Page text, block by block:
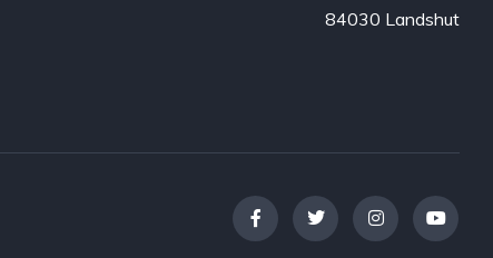
84030 Landshut